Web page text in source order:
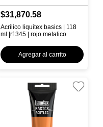
$31,870.58
Acrilico liquitex basics | 118
ml |rf 345 | rojo metalico
Agregar al carrito